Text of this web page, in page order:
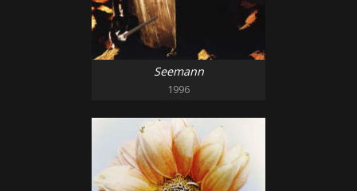
Seemann
1996